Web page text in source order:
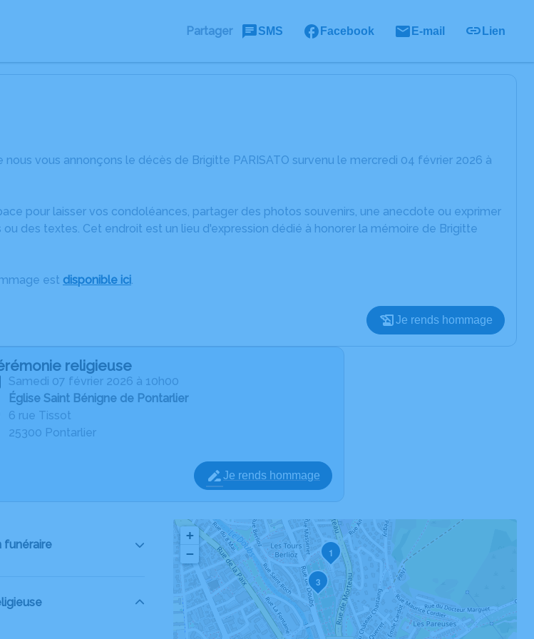
Partager SMS Facebook E-mail Lien
nous vous annonçons le décès de Brigitte PARISATO survenu le mercredi 04 février 2026 à
pour laisser vos condoléances, partager des photos souvenirs, une anecdote ou exprimer
des textes. Cet endroit est un lieu d'expression dédié à honorer la mémoire de Brigitte
est disponible ici.
Je rends hommage
religieuse
samedi 07 février 2026 à 10h00
Église Saint Bénigne de Pontarlier
6 rue Tissot
25300 Pontarlier
Je rends hommage
funéraire
1
3
+
−